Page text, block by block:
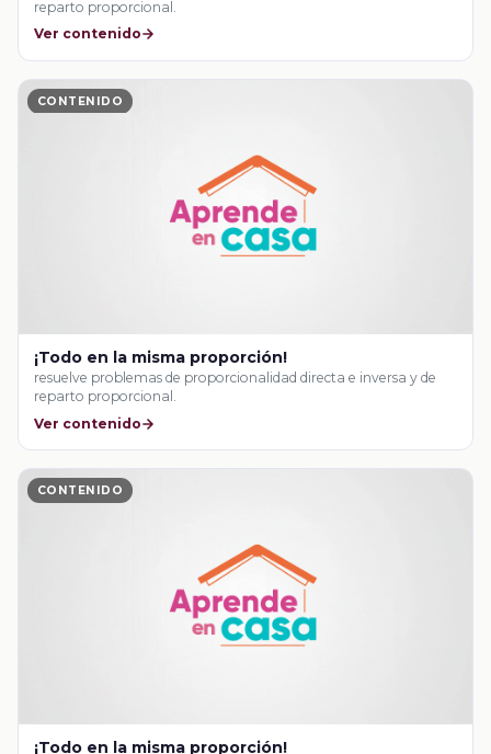
reparto proporcional.
Ver contenido
CONTENIDO
¡Todo en la misma proporción!
resuelve problemas de proporcionalidad directa e inversa y de
reparto proporcional.
Ver contenido
CONTENIDO
¡Todo en la misma proporción!